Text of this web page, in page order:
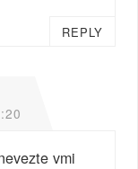
REPLY
vmi